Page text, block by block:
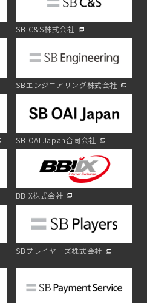
SB C&S株式会社
SBエンジニアリング株式会社
SB OAI Japan合同会社
BBIX株式会社
SBプレイヤーズ株式会社